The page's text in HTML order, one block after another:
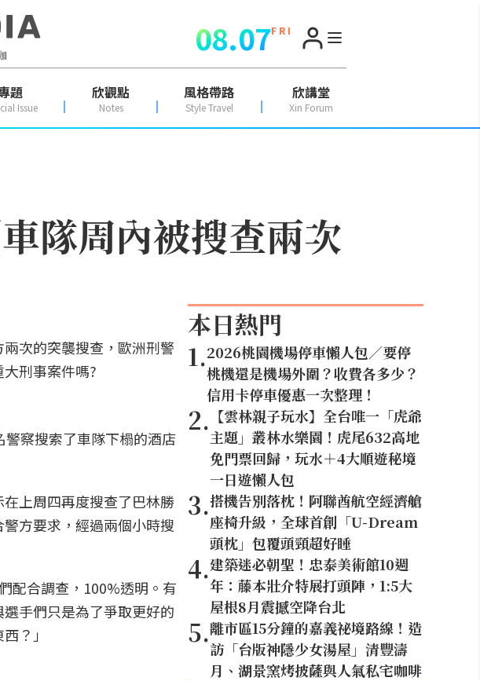
08.07F R I
題
Issue
欣觀點
Notes
風格帶路
Style Travel
欣講堂
Xin Forum
隊周內被搜查兩次
次的突襲搜查，歐洲刑警
刑事案件嗎?
察搜索了車隊下榻的酒店
上周四再度搜查了巴林勝
方要求，經過兩個小時搜
配合調查，100%透明。有
手們只是為了爭取更好的
？」
本日熱門
1.2026桃園機場停車懶人包／要停
桃機還是機場外圍？收費各多少？
信用卡停車優惠一次整理！
2. 【雲林親子玩水】全台唯一「虎爺
主題」叢林水樂園！虎尾632高地
免門票回歸，玩水＋4大順遊秘境
一日遊懶人包
3.搭機告別落枕！阿聯酋航空經濟艙
座椅升級，全球首創「U-Dream
頭枕」包覆頭頸超好睡
4.建築迷必朝聖！忠泰美術館10週
年：藤本壯介特展打頭陣，1:5大
屋根8月震撼空降台北
5.離市區15分鐘的嘉義祕境路線！造
訪「台版神隱少女湯屋」清豐濤
月、湖景窯烤披薩與人氣私宅咖啡